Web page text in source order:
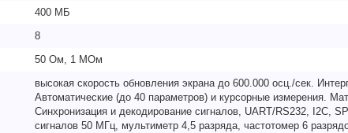
400 МБ
8
50 Ом, 1 МОм
высокая скорость обновления экрана до 600.000 осц./сек.
Автоматические (до 40 параметров) и курсорные измерения.
Синхронизация и декодирование сигналов, UART/RS232, I2C,
сигналов 50 МГц, мультиметр 4,5 разряда, частотомер 6